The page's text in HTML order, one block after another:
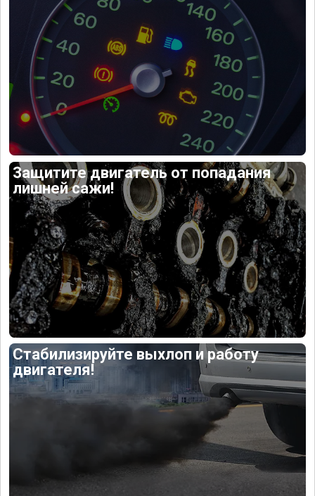
Защитите двигатель от попадания
лишней сажи!
Стабилизируйте выхлоп и работу
двигателя!